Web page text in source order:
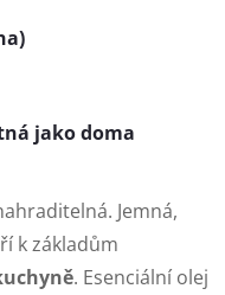
jako doma
Jemná,
k základům
. Esenciální olej